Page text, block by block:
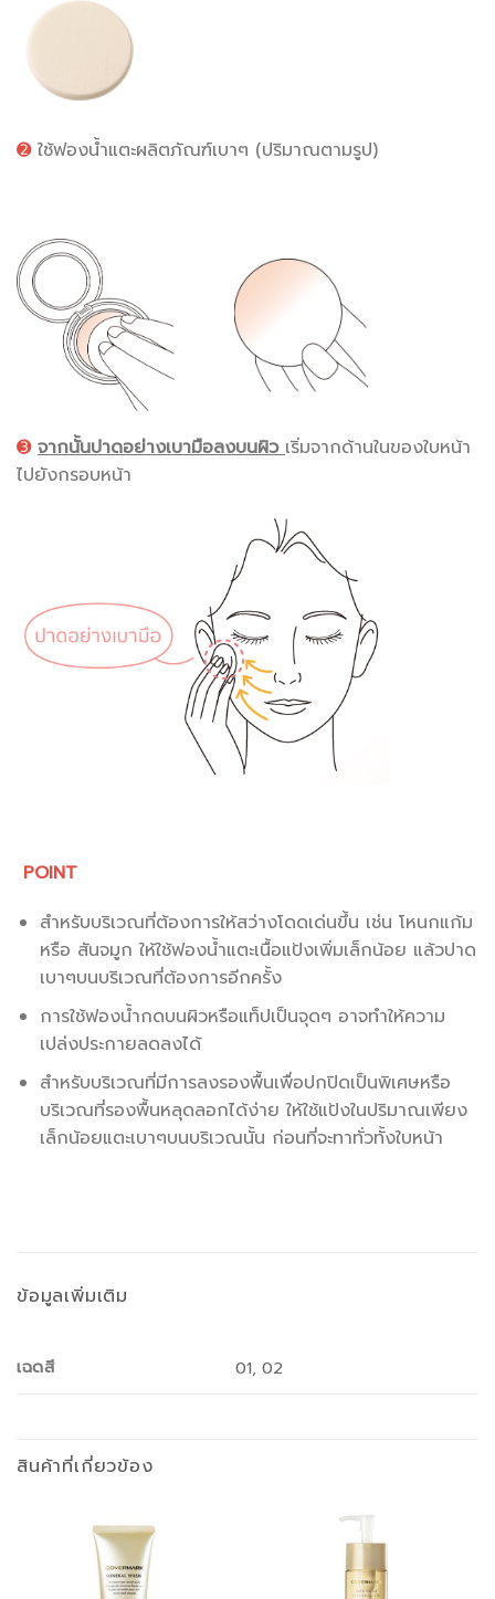
➋ใช้ฟองน้ำแตะผลิตภัณฑ์เบาๆ (ปริมาณตามรูป)
➌ จากนั้นปาดอย่างเบามือลงบนผิวเริ่มจากด้านในของใบหน้า
ไปยังกรอบหน้า
POINT
สำหรับบริเวณที่ต้องการให้สว่างโดดเด่นขึ้น เช่น โหนกแก้ม
หรือ สันจมูก ให้ใช้ฟองน้ำแตะเนื้อแป้งเพิ่มเล็กน้อย แล้วปาด
เบาๆบนบริเวณที่ต้องการอีกครั้ง
การใช้ฟองน้ำกดบนผิวหรือแท็ปเป็นจุดๆ อาจทำให้ความ
เปล่งประกายลดลงได้
สำหรับบริเวณที่มีการลงรองพื้นเพื่อปกปิดเป็นพิเศษหรือ
บริเวณที่รองพื้นหลุดลอกได้ง่าย ให้ใช้แป้งในปริมาณเพียง
เล็กน้อยแตะเบาๆบนบริเวณนั้น ก่อนที่จะทาทั่วทั้งใบหน้า
ข้อมูลเพิ่มเติม
เฉดสี 01, 02
สินค้าที่เกี่ยวข้อง